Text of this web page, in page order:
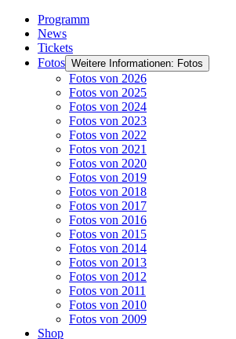
Programm
News
Tickets
Fotos Weitere Informationen: Fotos
Fotos von 2026
Fotos von 2025
Fotos von 2024
Fotos von 2023
Fotos von 2022
Fotos von 2021
Fotos von 2020
Fotos von 2019
Fotos von 2018
Fotos von 2017
Fotos von 2016
Fotos von 2015
Fotos von 2014
Fotos von 2013
Fotos von 2012
Fotos von 2011
Fotos von 2010
Fotos von 2009
Shop